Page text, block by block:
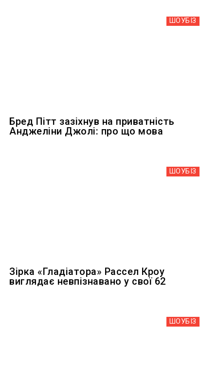
ШОУБIЗ
Бред Пітт зазіхнув на приватність
Анджеліни Джолі: про що мова
ШОУБIЗ
Зірка «Гладіатора» Рассел Кроу
виглядає невпізнавано у свої 62
ШОУБIЗ